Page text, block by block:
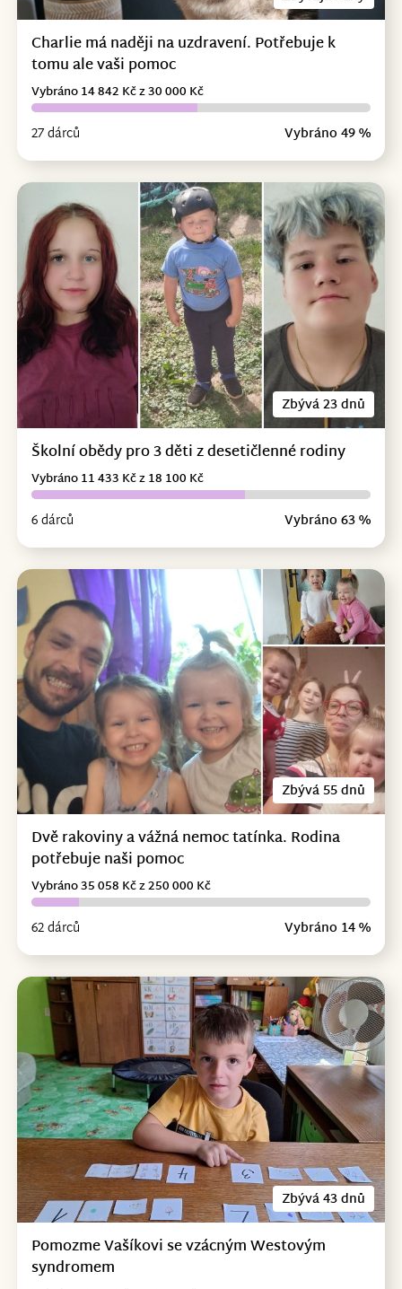
Charlie má naději na uzdravení. Potřebuje k
tomu ale vaši pomoc
27 dárců Vybráno 49 %
Vybráno 14 842 Kč z 30 000 Kč
Zbývá 23 dnů
Školní obědy pro 3 děti z desetičlenné rodiny
6 dárců Vybráno 63 %
Vybráno 11 433 Kč z 18 100 Kč
Zbývá 55 dnů
Dvě rakoviny a vážná nemoc tatínka. Rodina
potřebuje naši pomoc
62 dárců Vybráno 14 %
Vybráno 35 058 Kč z 250 000 Kč
Zbývá 43 dnů
Pomozme Vašíkovi se vzácným Westovým
syndromem